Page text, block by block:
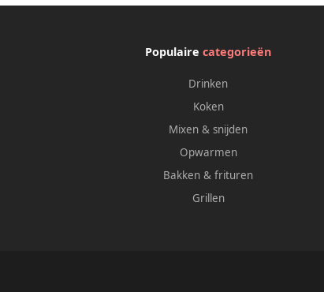
Populairecategorieën
Drinken
Koken
Mixen & snijden
Opwarmen
Bakken & frituren
Grillen